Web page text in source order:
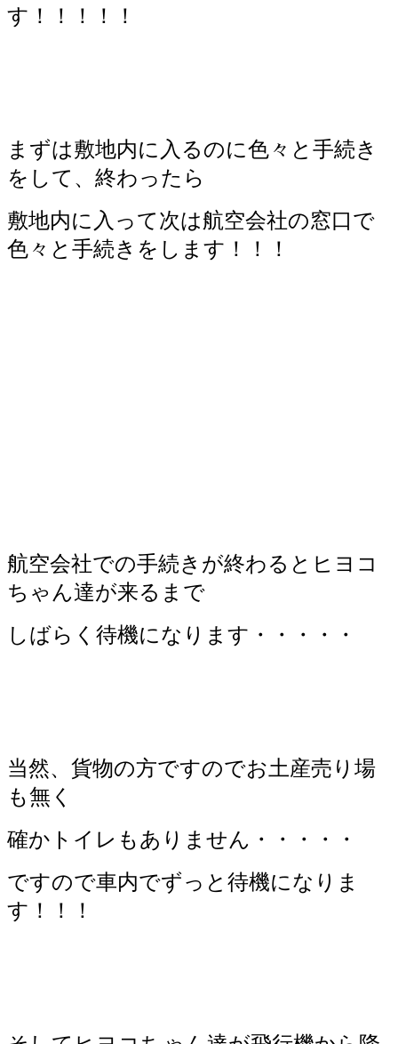
す！！！！！
まずは敷地内に入るのに色々と手続き
をして、終わったら
敷地内に入って次は航空会社の窓口で
色々と手続きをします！！！
航空会社での手続きが終わるとヒヨコ
ちゃん達が来るまで
しばらく待機になります・・・・・
当然、貨物の方ですのでお土産売り場
も無く
確かトイレもありません・・・・・
ですので車内でずっと待機になりま
す！！！